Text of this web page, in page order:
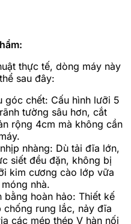
thực tế, dòng máy này
sau đây:
góc chết: Cấu hình lưỡi 5
tường sâu hơn, cắt
rộng 4cm mà không cần
nhàng: Dù tải đĩa lớn,
siết đều đặn, không bị
kim cương cào lớp vữa
nhà.
hoàn hảo: Thiết kế
rung lắc, nảy đĩa
các mép thép V hàn nối